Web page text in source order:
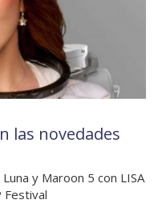
las novedades
y Maroon 5 con LISA
Festival